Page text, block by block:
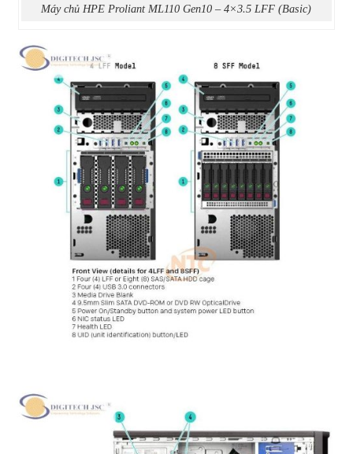
Máy chủ HPE Proliant ML110 Gen10 – 4×3.5 LFF (Basic)